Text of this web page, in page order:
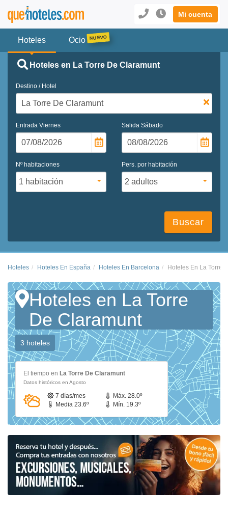
Mi cuenta
Hoteles Ocio
Hoteles en La Torre De Claramunt
Destino / Hotel
Entrada Viernes Salida Sábado
Nº habitaciones Pers. por habitación
Buscar
Hoteles Hoteles En España Hoteles En Barcelona Hoteles En La Torre
Hoteles en La Torre
De Claramunt
3 hoteles
El tiempo en La Torre De Claramunt
Datos históricos en Agosto
7 días/mes
Máx. 28.0º
Media 23.6º
Mín. 19.3º